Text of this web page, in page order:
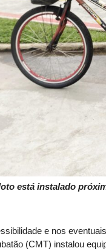
está instalado
e nos
(CMT) instalou